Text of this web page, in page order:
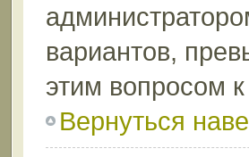
вариантов,
этим вопросом
Вернуться